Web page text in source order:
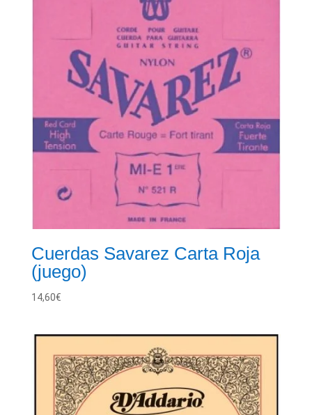
Cuerdas Savarez Carta Roja
(juego)
14,60€